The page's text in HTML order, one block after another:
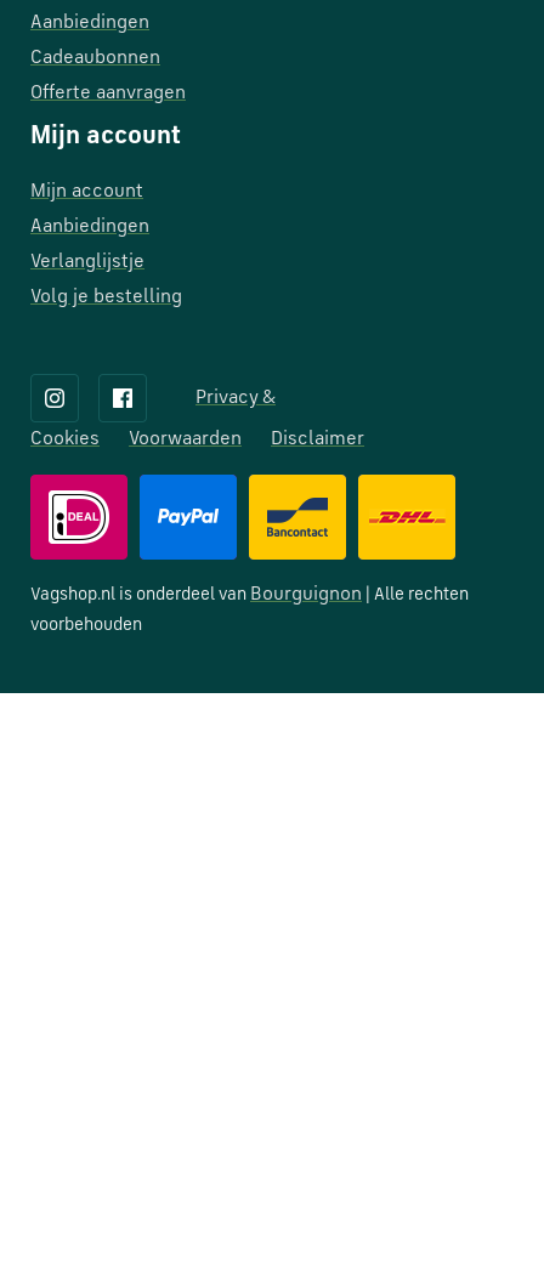
Aanbiedingen
Cadeaubonnen
Offerte aanvragen
Mijn account
Mijn account
Aanbiedingen
Verlanglijstje
Volg je bestelling
Privacy &
Cookies Voorwaarden Disclaimer
Vagshop.nl is onderdeel van Bourguignon | Alle rechten
voorbehouden